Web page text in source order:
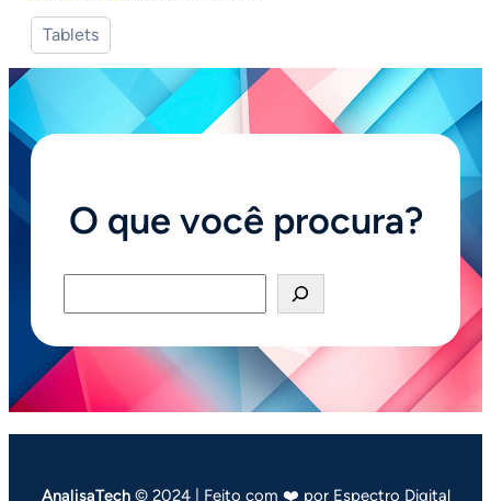
Tablets
O que você procura?
AnalisaTech © 2024 | Feito com ❤️ por Espectro Digital